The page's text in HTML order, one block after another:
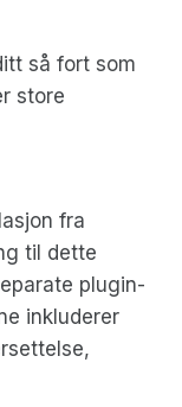
så fort som
store
fra
til dette
plugin-
inkluderer